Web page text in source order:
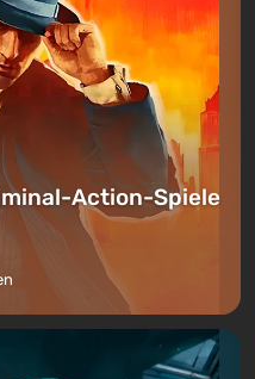
Action-Spiele